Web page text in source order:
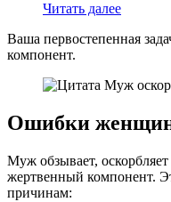
Читать далее
Ваша первостепенная
компонент.
Ошибки
Муж обзывает, оскорбляет
жертвенный компонент.
причинам: